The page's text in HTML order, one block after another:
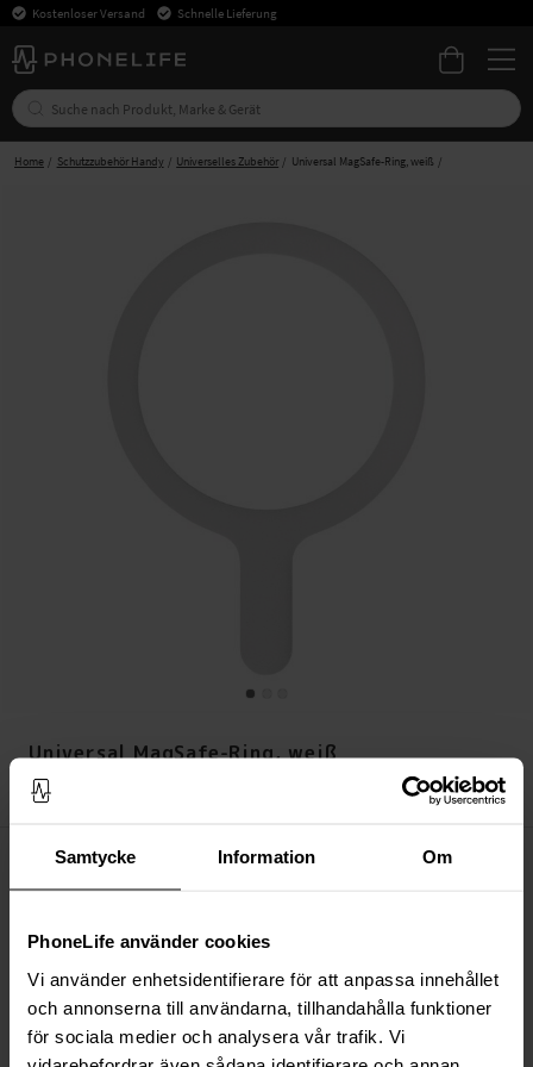
Samtycke Information Om
PhoneLife använder cookies
Vi använder enhetsidentifierare för att anpassa innehållet
och annonserna till användarna, tillhandahålla funktioner
för sociala medier och analysera vår trafik. Vi
Kostenloser Versand Schnelle Lieferung
Home Schutzzubehör Handy Universelles Zubehör Universal MagSafe-Ring, weiß
Universal MagSafe-Ring, weiß
Preis
7,95 €
Auf Lager (Über 20 Stück)
Immer kostenloser Versand
Schnelle Lieferung (Deutsche Post)
Versand aus unserem Lager in Schweden
Bezahle sicher via Klarna oder PayPal